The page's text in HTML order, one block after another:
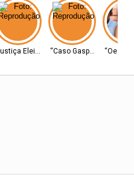
Eleitoral “Caso Gaspar” “Oeste